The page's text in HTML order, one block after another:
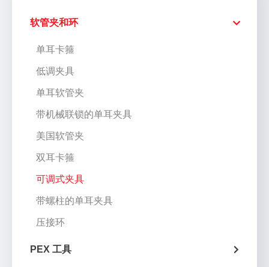
软管夹和环
单耳卡箍
低调夹具
单耳软管夹
带机械联锁的单耳夹具
美国软管夹
双耳卡箍
可调式夹具
带螺柱的单耳夹具
压接环
PEX 工具